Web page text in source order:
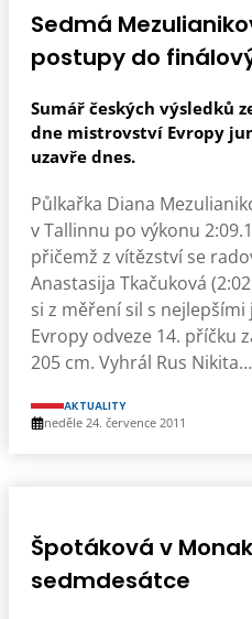
Sedmá
postupy do
Sumář českých výsledků
dne mistrovství Evropy
uzavře dnes.
Půlkařka Diana
v Tallinnu po výkonu
přičemž z vítězství se
Anastasija Tkačuková
si z měření sil s
Evropy odveze 14. příčku
205 cm. Vyhrál Rus Nikita…
AKTUALITY
neděle 24. července 2011
Špotáková v
sedmdesátce